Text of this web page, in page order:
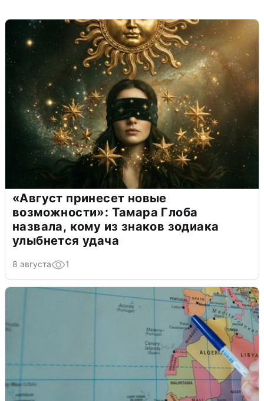
«Август принесет новые
возможности»: Тамара Глоба
назвала, кому из знаков зодиака
улыбнется удача
8 августа 1